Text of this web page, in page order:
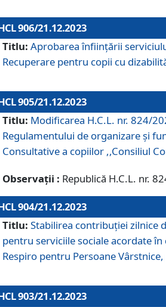
906/21.12.2023
Titlu: Aprobarea înființării
Recuperare pentru copii cu
905/21.12.2023
Titlu: Modificarea H.C.L. nr. 824/
Regulamentului de organizare şi
Consultative a copiilor ,,Consiliul
Observații : Republică H.C.L. nr.
904/21.12.2023
Titlu: Stabilirea contribuţiei zilnice
pentru serviciile sociale acordate
Respiro pentru Persoane
903/21.12.2023